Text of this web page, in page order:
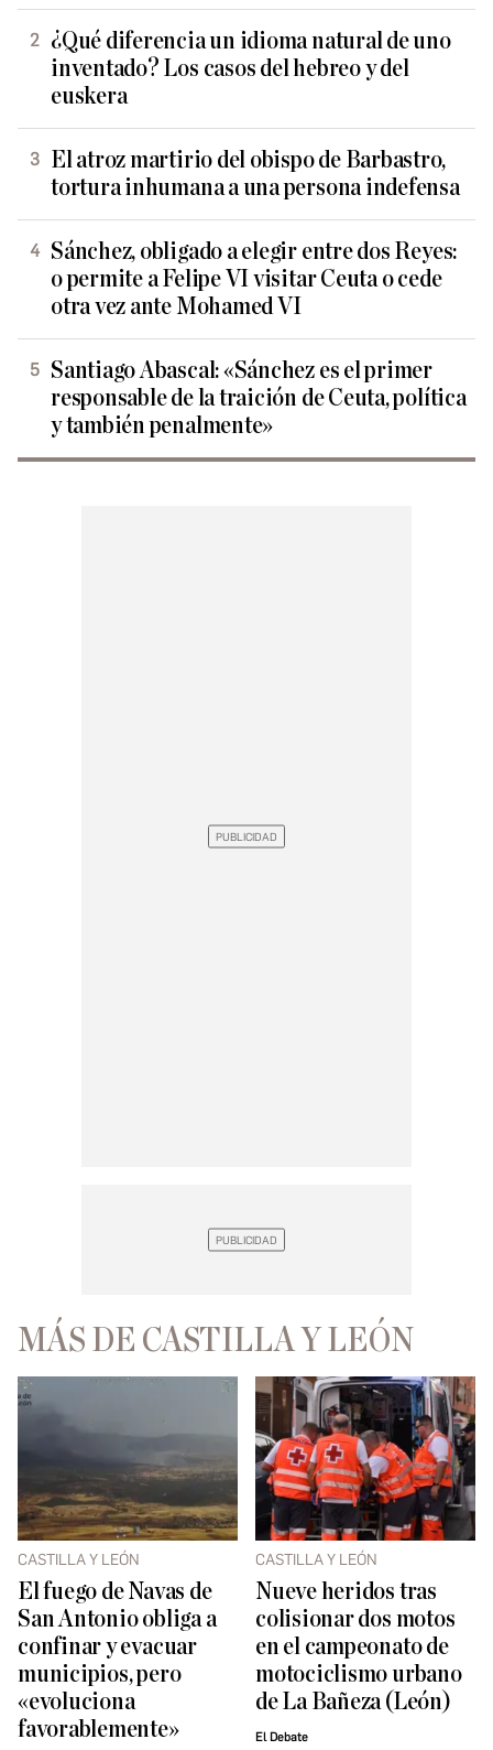
¿Qué diferencia un idioma natural de uno
inventado? Los casos del hebreo y del
euskera
El atroz martirio del obispo de Barbastro,
tortura inhumana a una persona indefensa
Sánchez, obligado a elegir entre dos Reyes:
o permite a Felipe VI visitar Ceuta o cede
otra vez ante Mohamed VI
Santiago Abascal: «Sánchez es el primer
responsable de la traición de Ceuta, política
y también penalmente»
MÁS DE CASTILLA Y LEÓN
CASTILLA Y LEÓN
El fuego de Navas de
San Antonio obliga a
confinar y evacuar
municipios, pero
«evoluciona
favorablemente»
CASTILLA Y LEÓN
Nueve heridos tras
colisionar dos motos
en el campeonato de
motociclismo urbano
de La Bañeza (León)
El Debate